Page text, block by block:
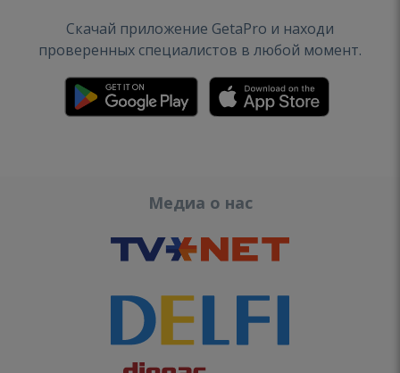
Скачай приложение GetaPro и находи
проверенных специалистов в любой момент.
Медиа о нас